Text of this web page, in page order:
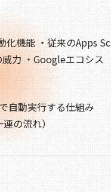
化機能 ・従来のApps Sc
力 ・Googleエコシス
自動実行する仕組み
の流れ）